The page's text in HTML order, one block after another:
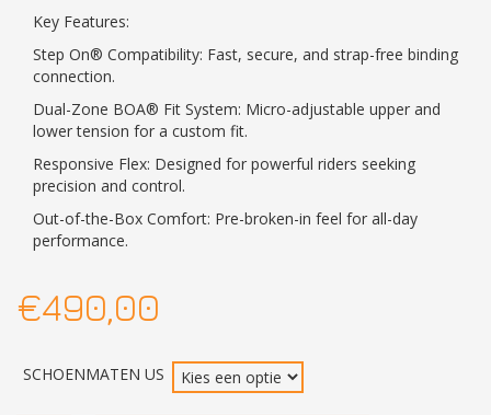
Key Features:
Step On® Compatibility: Fast, secure, and strap-free binding
connection.
Dual-Zone BOA® Fit System: Micro-adjustable upper and
lower tension for a custom fit.
Responsive Flex: Designed for powerful riders seeking
precision and control.
Out-of-the-Box Comfort: Pre-broken-in feel for all-day
performance.
€490,00
SCHOENMATEN US